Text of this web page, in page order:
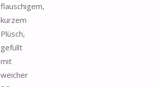
flauschigem,
kurzem
Plüsch,
gefüllt
mit
weicher